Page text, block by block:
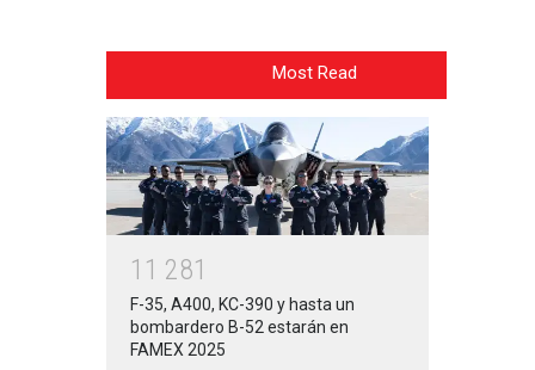
Most Read
1 1 281
F-35, A400, KC-390 y hasta un
bombardero B-52 estarán en
FAMEX 2025